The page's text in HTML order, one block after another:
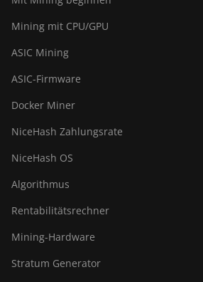
Mining mit CPU/GPU
ASIC Mining
ASIC-Firmware
Docker Miner
NiceHash Zahlungsrate
NiceHash OS
Algorithmus
Rentabilitätsrechner
Mining-Hardware
Stratum Generator